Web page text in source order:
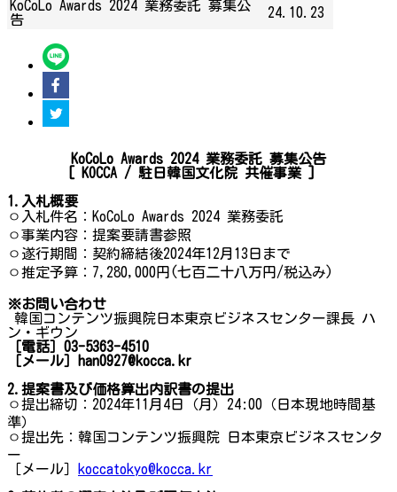
KoCoLo Awards 2024 業務委託 募集公
告
24.10.23
KoCoLo Awards 2024 業務委託 募集公告
[ KOCCA / 駐日韓国文化院 共催事業]
1. 入札概要
ㅇ入札件名：KoCoLo Awards 2024 業務委託
ㅇ事業内容：提案要請書参照
ㅇ遂行期間：契約締結後2024年12月13日まで
ㅇ推定予算：7,280,000円(七百二十八万円/税込み)
※お問い合わせ
韓国コンテンツ振興院日本東京ビジネスセンター課長 ハ
ン・ギウン
［電話］ 03-5363-4510
［メール］
han0927@kocca.kr
2. 提案書及び価格算出内訳書の提出
ㅇ提出締切：2024年11月4日（月）24:00（日本現地時間基
準）
ㅇ提出先：韓国コンテンツ振興院 日本東京ビジネスセンタ
ー
［メール］
koccatokyo@kocca.kr